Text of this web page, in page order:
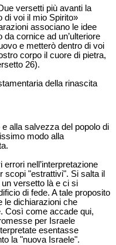
versetti più avanti la
di voi il mio Spirito»
associano le idee
da cornice ad un’ulteriore
e metterò dentro di voi
corpo il cuore di pietra,
26).
della rinascita
alla salvezza del popolo di
modo alla
nell’interpretazione
scopi "estrattivi". Si salta il
versetto là e ci si
di fede. A tale proposito
le dichiarazioni che
Così come accade qui,
per Israele
esentasse
la "nuova Israele".